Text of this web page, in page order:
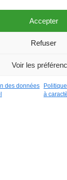
Accepter
Refuser
Voir les
des données
à